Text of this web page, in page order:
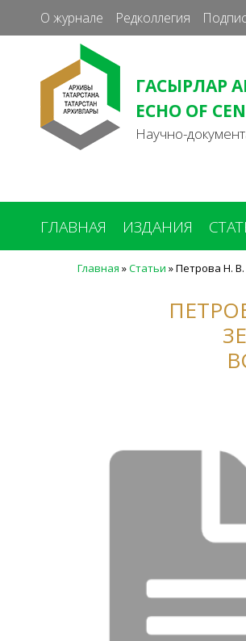
О журнале Редколлегия
ГАСЫРЛАР
ECHO OF
Научно-
ГЛАВНАЯ ИЗДАНИЯ
Главная »Статьи »Петрова Н.